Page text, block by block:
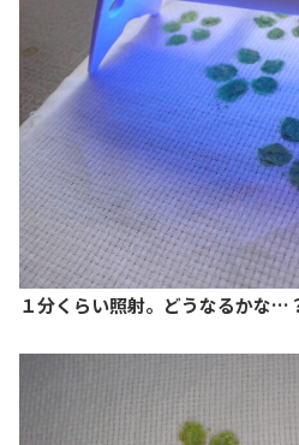
１分くらい照射。どうなるかな…